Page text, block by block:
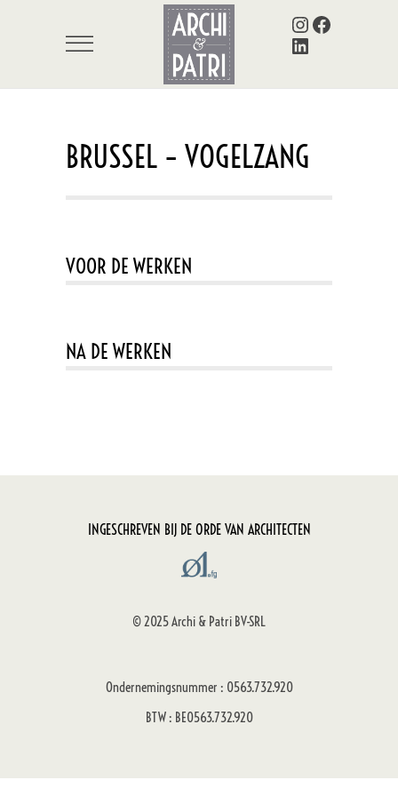
Instagram Facebook
LinkedIn
BRUSSEL – VOGELZANG
VOOR DE WERKEN
NA DE WERKEN
INGESCHREVEN BIJ DE ORDE VAN ARCHITECTEN
© 2025 Archi & Patri BV-SRL
Ondernemingsnummer : 0563.732.920
BTW : BE0563.732.920